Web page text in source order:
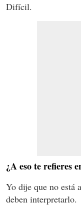
Difícil.
¿A eso te refieres
Yo dije que no está
deben interpretarlo.